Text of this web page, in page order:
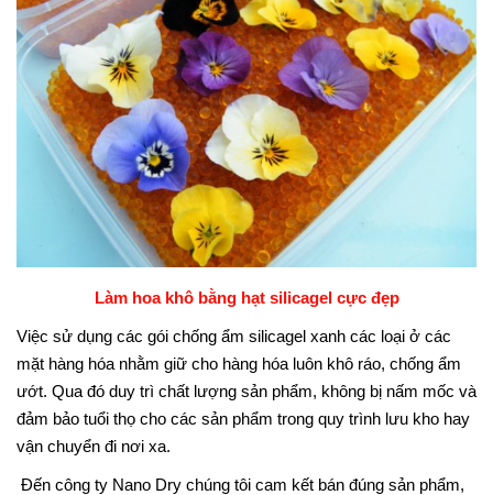
Làm hoa khô bằng hạt silicagel cực đẹp
Việc sử dụng các gói chống ẩm silicagel xanh các loại ở các
mặt hàng hóa nhằm giữ cho hàng hóa luôn khô ráo, chống ẩm
ướt. Qua đó duy trì chất lượng sản phẩm, không bị nấm mốc và
đảm bảo tuổi thọ cho các sản phẩm trong quy trình lưu kho hay
vận chuyển đi nơi xa.
Đến công ty Nano Dry chúng tôi cam kết bán đúng sản phẩm,